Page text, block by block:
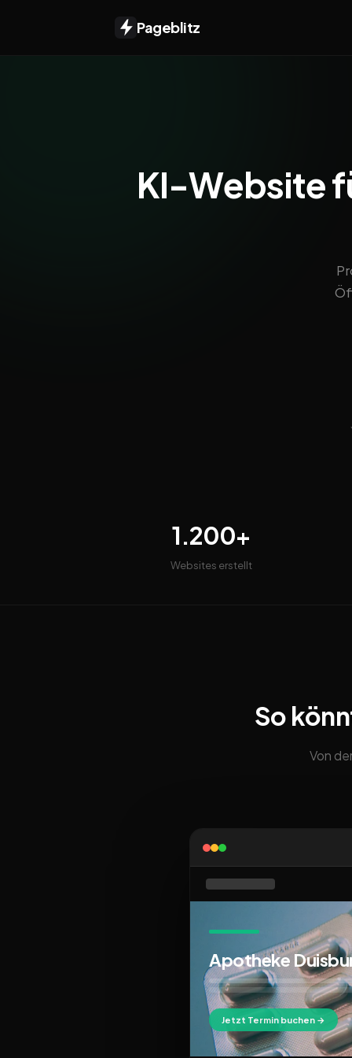
Pageblitz
KI-Website
1.200+
Websites erstellt
So
Von
Apotheke
Jetzt Termin buchen →